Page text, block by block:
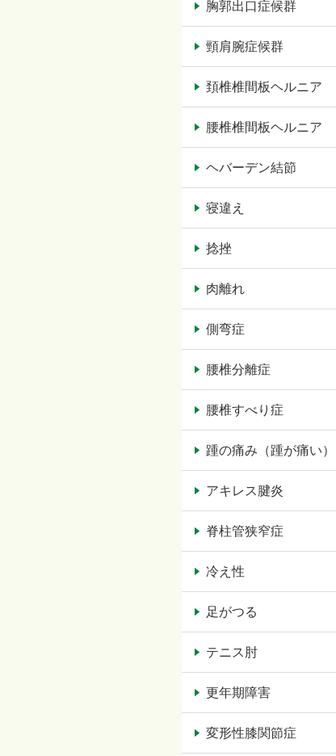
胸郭出口症候群
頸肩腕症候群
頚椎椎間板ヘルニア
腰椎椎間板ヘルニア
ヘバーデン結節
寝違え
捻挫
肉離れ
側弯症
腰椎分離症
腰椎すべり症
踵の痛み（踵が痛い）
アキレス腱炎
脊柱管狭窄症
冷え性
足がつる
テニス肘
更年期障害
変形性膝関節症